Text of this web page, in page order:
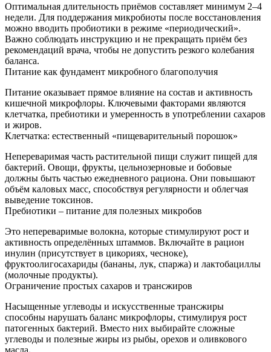
Оптимальная длительность приёмов составляет минимум 2–4
недели. Для поддержания микробиоты после восстановления
можно вводить пробиотики в режиме «периодический».
Важно соблюдать инструкцию и не прекращать приём без
рекомендаций врача, чтобы не допустить резкого колебания
баланса.
Питание как фундамент микробного благополучия
Питание оказывает прямое влияние на состав и активность
кишечной микрофлоры. Ключевыми факторами являются
клетчатка, пребиотики и умеренность в употреблении сахаров
и жиров.
Клетчатка: естественный «пищеварительный порошок»
Непереваримая часть растительной пищи служит пищей для
бактерий. Овощи, фрукты, цельнозерновые и бобовые
должны быть частью ежедневного рациона. Они повышают
объём каловых масс, способствуя регулярности и облегчая
выведение токсинов.
Пребиотики – питание для полезных микробов
Это непереваримые волокна, которые стимулируют рост и
активность определённых штаммов. Включайте в рацион
инулин (присутствует в цикориях, чесноке),
фруктоолигосахариды (бананы, лук, спаржа) и лактобациллы
(молочные продукты).
Ограничение простых сахаров и трансжиров
Насыщенные углеводы и искусственные трансжиры
способны нарушать баланс микрофлоры, стимулируя рост
патогенных бактерий. Вместо них выбирайте сложные
углеводы и полезные жиры из рыбы, орехов и оливкового
масла.